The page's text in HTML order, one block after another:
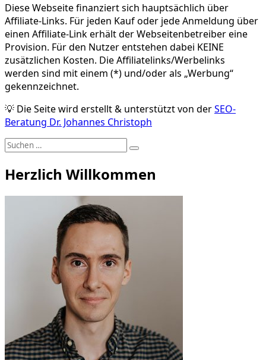
Diese Webseite finanziert sich hauptsächlich über
Affiliate-Links. Für jeden Kauf oder jede Anmeldung über
einen Affiliate-Link erhält der Webseitenbetreiber eine
Provision. Für den Nutzer entstehen dabei KEINE
zusätzlichen Kosten. Die Affiliatelinks/Werbelinks
werden sind mit einem (*) und/oder als „Werbung“
gekennzeichnet.
💡 Die Seite wird erstellt & unterstützt von derSEO-
Beratung Dr. Johannes Christoph
Suche
Suchen
Herzlich Willkommen